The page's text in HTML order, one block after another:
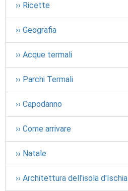
›› Ricette
›› Geografia
›› Acque termali
›› Parchi Termali
›› Capodanno
›› Come arrivare
›› Natale
›› Architettura dell'isola d'Ischia